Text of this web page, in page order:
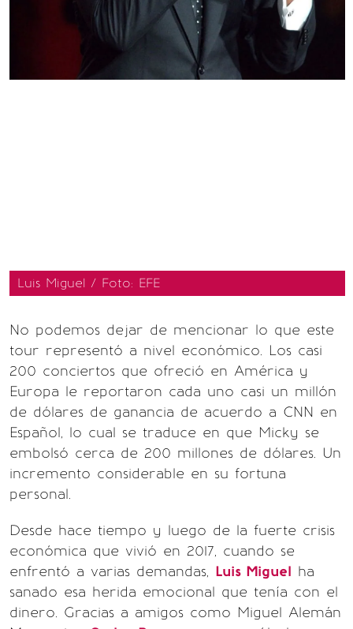
Luis Miguel / Foto: EFE
No podemos dejar de mencionar lo que este
tour representó a nivel económico. Los casi
200 conciertos que ofreció en América y
Europa le reportaron cada uno casi un millón
de dólares de ganancia de acuerdo a CNN en
Español, lo cual se traduce en que Micky se
embolsó cerca de 200 millones de dólares. Un
incremento considerable en su fortuna
personal.
Desde hace tiempo y luego de la fuerte crisis
económica que vivió en 2017, cuando se
enfrentó a varias demandas, Luis Miguel ha
sanado esa herida emocional que tenía con el
dinero. Gracias a amigos como Miguel Alemán